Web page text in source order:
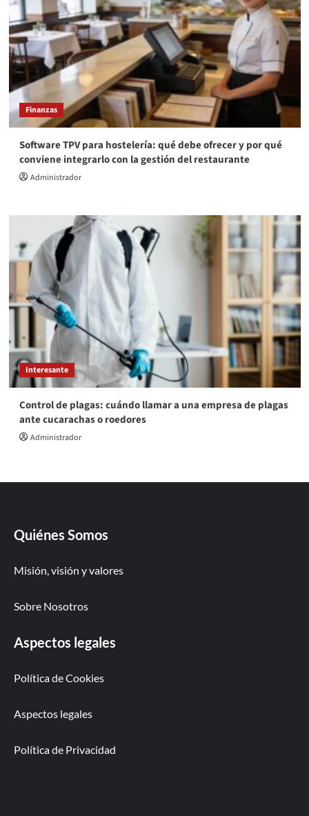
Finanzas
Software TPV para hostelería: qué debe ofrecer y por qué
conviene integrarlo con la gestión del restaurante
Administrador
Interesante
Control de plagas: cuándo llamar a una empresa de plagas
ante cucarachas o roedores
Administrador
Quiénes Somos
Misión, visión y valores
Sobre Nosotros
Aspectos legales
Política de Cookies
Aspectos legales
Política de Privacidad